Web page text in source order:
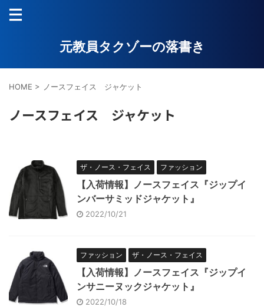
元教員タクゾーの落書き
HOME > ノースフェイス ジャケット
ノースフェイス ジャケット
ザ・ノース・フェイス ファッション
【入荷情報】ノースフェイス『ジップイ
ンバーサミッドジャケット』
2022/10/21
ファッション ザ・ノース・フェイス
【入荷情報】ノースフェイス『ジップイ
ンサニーヌックジャケット』
2022/10/18